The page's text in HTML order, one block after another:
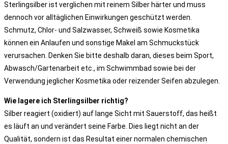
Sterlingsilber ist verglichen mit reinem Silber härter und muss
dennoch vor alltäglichen Einwirkungen geschützt werden.
Schmutz, Chlor- und Salzwasser, Schweiß sowie Kosmetika
können ein Anlaufen und sonstige Makel am Schmuckstück
verursachen. Denken Sie bitte deshalb daran, dieses beim Sport,
Abwasch/Gartenarbeit etc., im Schwimmbad sowie bei der
Verwendung jeglicher Kosmetika oder reizender Seifen abzulegen.
Wie lagere ich Sterlingsilber richtig?
Silber reagiert (oxidiert) auf lange Sicht mit Sauerstoff, das heißt
es läuft an und verändert seine Farbe. Dies liegt nicht an der
Qualität, sondern ist das Resultat einer normalen chemischen